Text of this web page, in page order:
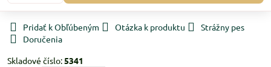
Pridať k Obľúbeným Otázka k produktu
Strážny pes
Doručenia
Skladové číslo:5341